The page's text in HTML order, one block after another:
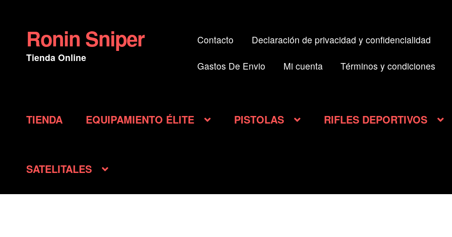
Ir
a
la
Ir
al
contenido
Ronin Sniper
Tienda Online
Contacto Declaración de privacidad y confidencialidad
Gastos De Envio Mi cuenta Términos y condiciones
TIENDA EQUIPAMIENTO ÉLITE PISTOLAS RIFLES DEPORTIVOS
SATELITALES